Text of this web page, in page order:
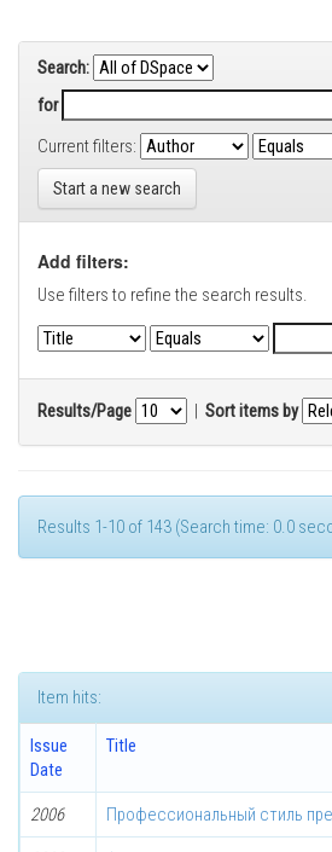
Search:
for
Current filters:
Start a new search
Add filters:
Use filters to refine the search results.
Results/Page | Sort items by
Results 1-10 of 143 (Search time: 0.0
Item hits:
Issue
Date
Title
2006 Профессиональный стиль